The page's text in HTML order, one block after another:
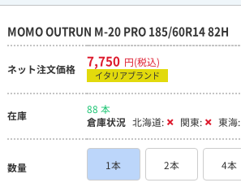
MOMO OUTRUN M-20 PRO 185/60R14 82H
ネット注文価格 7,750 円(税込)
イタリアブランド
在庫
88 本
倉庫状況 北海道: 関東: 東海:
数量 1本 2本 4本